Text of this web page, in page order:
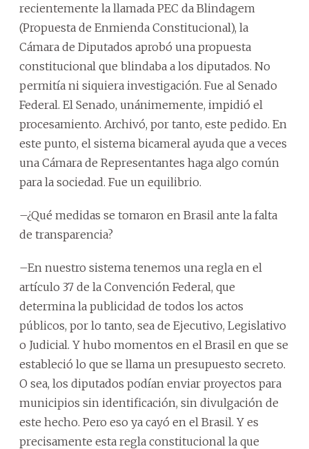
recientemente la llamada PEC da Blindagem
(Propuesta de Enmienda Constitucional), la
Cámara de Diputados aprobó una propuesta
constitucional que blindaba a los diputados. No
permitía ni siquiera investigación. Fue al Senado
Federal. El Senado, unánimemente, impidió el
procesamiento. Archivó, por tanto, este pedido. En
este punto, el sistema bicameral ayuda que a veces
una Cámara de Representantes haga algo común
para la sociedad. Fue un equilibrio.
–¿Qué medidas se tomaron en Brasil ante la falta
de transparencia?
–En nuestro sistema tenemos una regla en el
artículo 37 de la Convención Federal, que
determina la publicidad de todos los actos
públicos, por lo tanto, sea de Ejecutivo, Legislativo
o Judicial. Y hubo momentos en el Brasil en que se
estableció lo que se llama un presupuesto secreto.
O sea, los diputados podían enviar proyectos para
municipios sin identificación, sin divulgación de
este hecho. Pero eso ya cayó en el Brasil. Y es
precisamente esta regla constitucional la que